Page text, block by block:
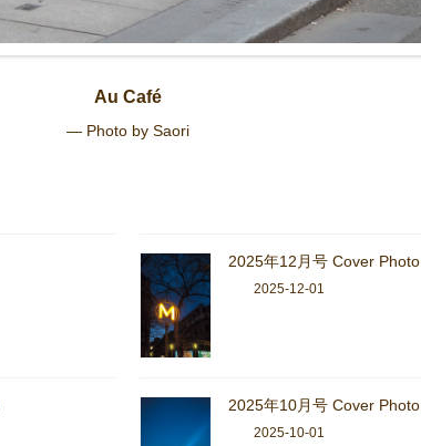
Au Café
— Photo by Saori
2025年12月号 Cover Photo
2025-12-01
2025年10月号 Cover Photo
2025-10-01